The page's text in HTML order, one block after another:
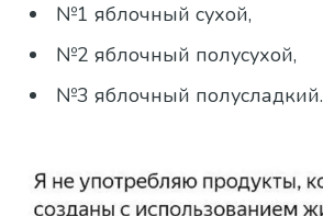
№1 яблочный сухой,
№2 яблочный полусухой,
№3 яблочный полусладкий.